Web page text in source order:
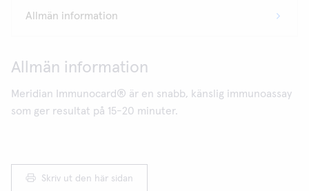
Allmän information
Meridian Immunocard® är en snabb, känslig immunoassay
som ger resultat på 15-20 minuter.
Skriv ut den här sidan